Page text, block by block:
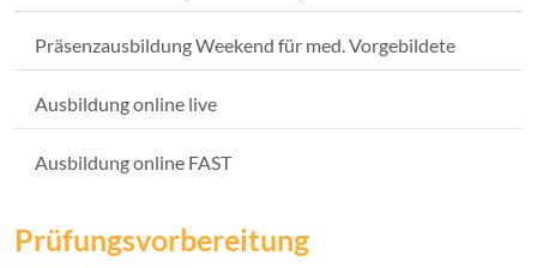
Präsenzausbildung Weekend für med. Vorgebildete
Ausbildung online live
Ausbildung online FAST
Prüfungsvorbereitung